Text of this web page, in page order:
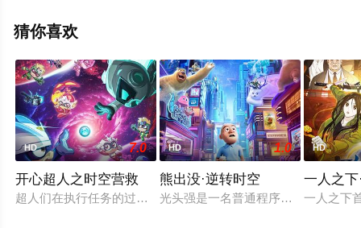
上天堂电影网，更多剧情信息可移步至豆瓣电影、电视猫
猜你喜欢
HD 7.0
开心超人之时空营救
超人们在执行任务的过程中陷入大危机，一个神秘人出现夺走
HD 1.0
熊出没·逆转时空
光头强是一名普通程序员，却常梦见
HD
一人之
一人之下